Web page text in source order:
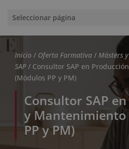
Seleccionar página
Inicio / Oferta Formativa / Másters
SAP / Consultor SAP en
(Módulos PP y PM)
Consultor SAP
y Mantenimiento
PP y PM)